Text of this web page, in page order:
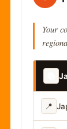
Your
📍